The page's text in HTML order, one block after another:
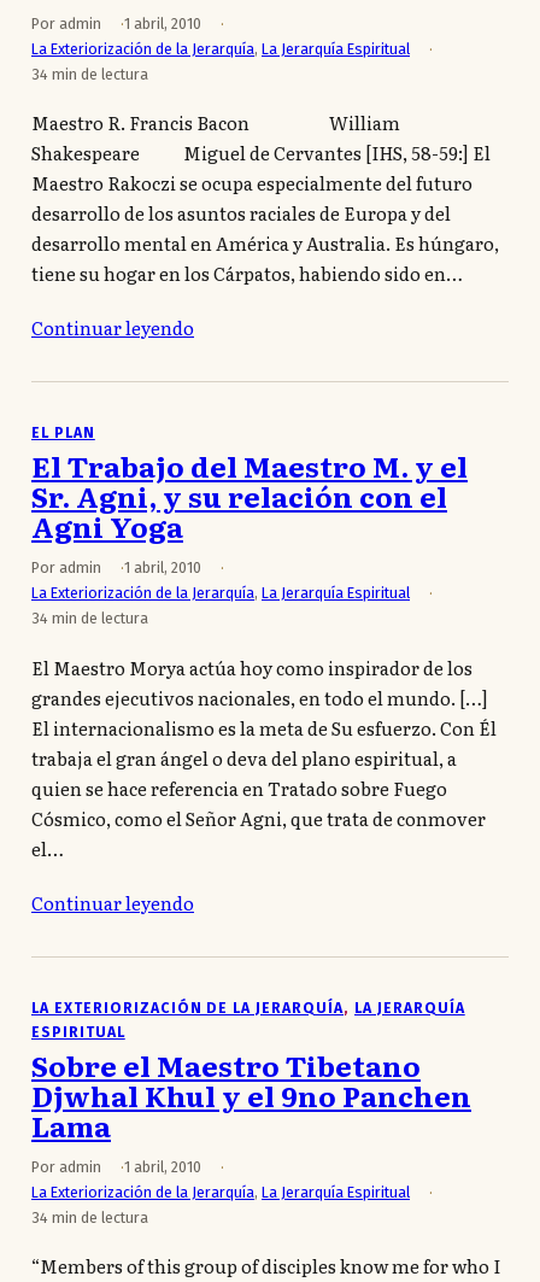
Por admin
1 abril, 2010
La Exteriorización de la Jerarquía, La Jerarquía Espiritual
34 min de lectura
Maestro R. Francis Bacon William
Shakespeare Miguel de Cervantes [IHS, 58-59:] El
Maestro Rakoczi se ocupa especialmente del futuro
desarrollo de los asuntos raciales de Europa y del
desarrollo mental en América y Australia. Es húngaro,
tiene su hogar en los Cárpatos, habiendo sido en…
Continuar leyendo
EL PLAN
El Trabajo del Maestro M. y el
Sr. Agni, y su relación con el
Agni Yoga
Por admin
1 abril, 2010
La Exteriorización de la Jerarquía, La Jerarquía Espiritual
34 min de lectura
El Maestro Morya actúa hoy como inspirador de los
grandes ejecutivos nacionales, en todo el mundo. […]
El internacionalismo es la meta de Su esfuerzo. Con Él
trabaja el gran ángel o deva del plano espiritual, a
quien se hace referencia en Tratado sobre Fuego
Cósmico, como el Señor Agni, que trata de conmover
el…
Continuar leyendo
LA EXTERIORIZACIÓN DE LA JERARQUÍA, LA JERARQUÍA
ESPIRITUAL
Sobre el Maestro Tibetano
Djwhal Khul y el 9no Panchen
Lama
Por admin
1 abril, 2010
La Exteriorización de la Jerarquía, La Jerarquía Espiritual
34 min de lectura
“Members of this group of disciples know me for who I